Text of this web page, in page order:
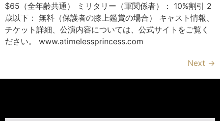
$65（全年齢共通） ミリタリー（軍関係者）： 10%割引 2
歳以下： 無料（保護者の膝上鑑賞の場合） キャスト情報、
チケット詳細、公演内容については、公式サイトをご覧く
ださい。 www.atimelessprincess.com
Next →